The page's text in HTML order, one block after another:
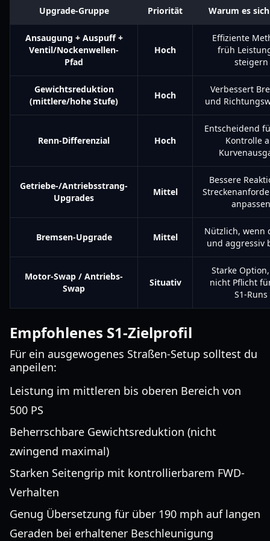
Upgrade-Gruppe Priorität Warum es
Ansaugung + Auspuff +
Ventil/Nockenwellen-
Pfad
Hoch
Effiziente
früh
steigern
Gewichtsreduktion
(mittlere/hohe Stufe)
Hoch
Verbessert
und
Renn-Differenzial Hoch
Entscheidend
Kontrolle
Getriebe-/Antriebsstrang-
Upgrades
Mittel
Bessere
anpassen
Bremsen-Upgrade Mittel
Nützlich, wenn
und aggressiv
Motor-Swap / Antriebs-
Swap
Situativ
Starke
nicht Pflicht
S1-Runs
Empfohlenes S1-Zielprofil
Für ein ausgewogenes Straßen-Setup solltest du
anpeilen:
Leistung im mittleren bis oberen Bereich von
500 PS
Beherrschbare Gewichtsreduktion (nicht
zwingend maximal)
Starken Seitengrip mit kontrollierbarem FWD-
Verhalten
Genug Übersetzung für über 190 mph auf langen
Geraden bei erhaltener Beschleunigung